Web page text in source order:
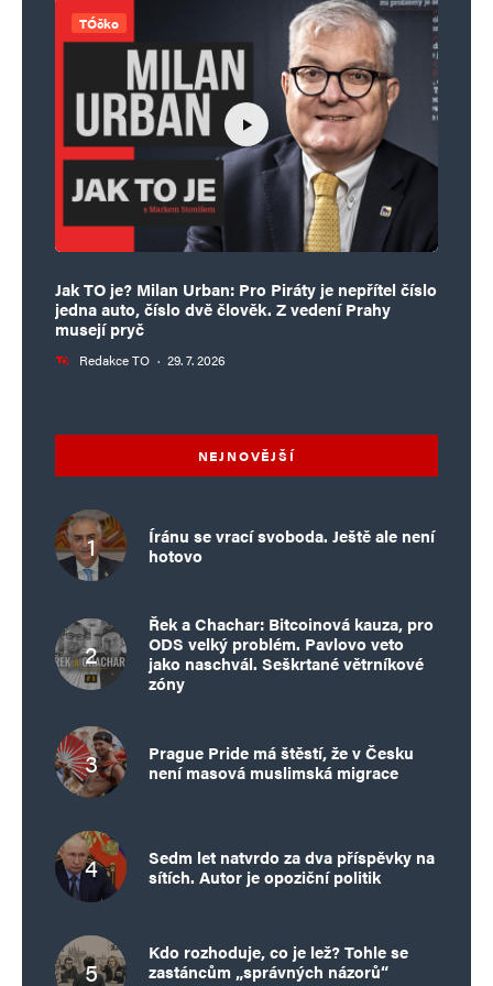
TÓčko
Jak TO je? Milan Urban: Pro Piráty je nepřítel číslo
jedna auto, číslo dvě člověk. Z vedení Prahy
musejí pryč
Redakce TO · 29. 7. 2026
NEJNOVĚJŠÍ
Íránu se vrací svoboda. Ještě ale není
hotovo
Řek a Chachar: Bitcoinová kauza, pro
ODS velký problém. Pavlovo veto
jako naschvál. Seškrtané větrníkové
zóny
Prague Pride má štěstí, že v Česku
není masová muslimská migrace
Sedm let natvrdo za dva příspěvky na
sítích. Autor je opoziční politik
Kdo rozhoduje, co je lež? Tohle se
zastáncům „správných názorů“